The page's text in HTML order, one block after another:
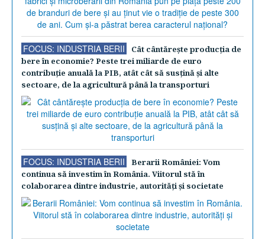
FOCUS: INDUSTRIA BERII
Cât cântăreşte producţia de
bere în economie? Peste trei miliarde de euro
contribuţie anuală la PIB, atât cât să susţină şi alte
sectoare, de la agricultură până la transporturi
FOCUS: INDUSTRIA BERII
Berarii României: Vom
continua să investim în România. Viitorul stă în
colaborarea dintre industrie, autorităţi şi societate